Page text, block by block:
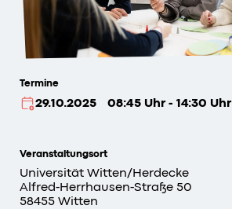
Termine
29.10.2025 08:45 Uhr - 14:30 Uhr
Veranstaltungsort
Universität Witten/Herdecke
Alfred-Herrhausen-Straße 50
58455 Witten